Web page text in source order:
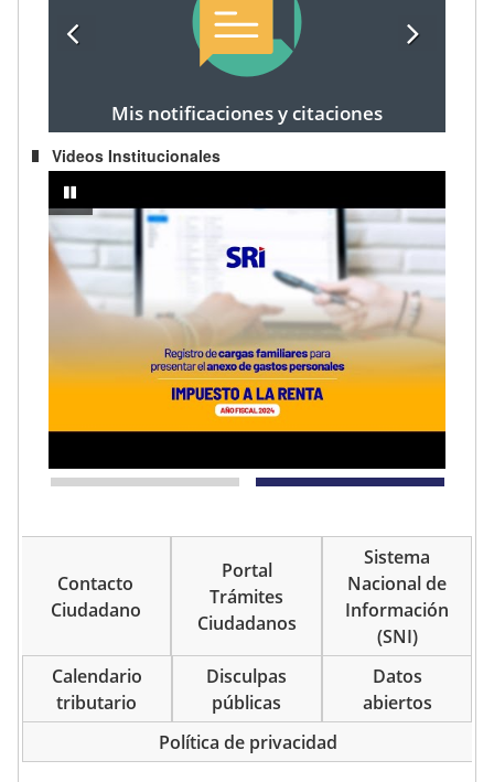
Mis notificaciones y citaciones
Videos Institucionales
pausar
Contacto
Ciudadano
Portal
Trámites
Ciudadanos
Sistema
Nacional de
Información
(SNI)
Calendario
tributario
Disculpas
públicas
Datos
abiertos
Política de privacidad